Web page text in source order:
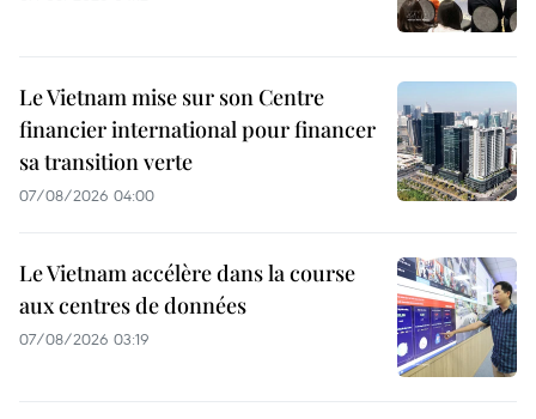
Le Vietnam mise sur son Centre
financier international pour financer
sa transition verte
07/08/2026 04:00
Le Vietnam accélère dans la course
aux centres de données
07/08/2026 03:19